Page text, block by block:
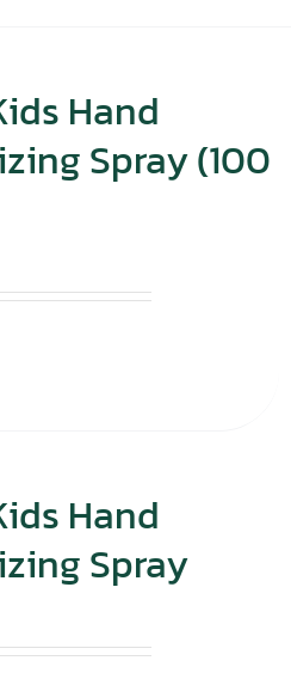
Hand
Spray (100
Hand
Spray